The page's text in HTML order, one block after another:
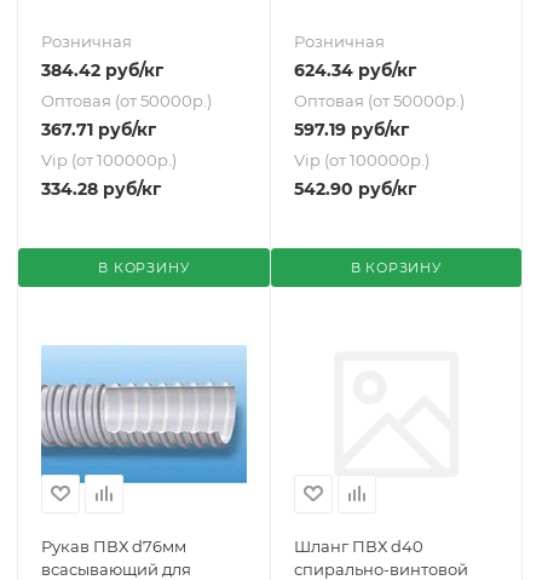
Розничная
384.42 руб/кг
Оптовая (от 50000р.)
367.71 руб/кг
Vip (от 100000р.)
334.28 руб/кг
В КОРЗИНУ
Розничная
624.34руб/кг
Оптовая (от 50000р.)
597.19руб/кг
Vip (от 100000р.)
542.90 руб/кг
В КОРЗИНУ
Рукав ПВХ d76мм
всасывающий для
Шланг ПВХ d40
спирально-винтовой